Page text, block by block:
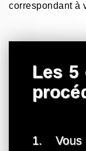
correspondant à
Les 5
1. Vous